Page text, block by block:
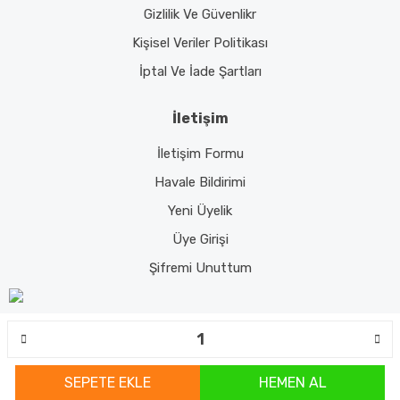
SEPETE EKLE HEMEN AL
Gizlilik Ve Güvenlikr
Kişisel Veriler Politikası
İptal Ve İade Şartları
İletişim
İletişim Formu
Havale Bildirimi
Yeni Üyelik
Üye Girişi
Şifremi Unuttum